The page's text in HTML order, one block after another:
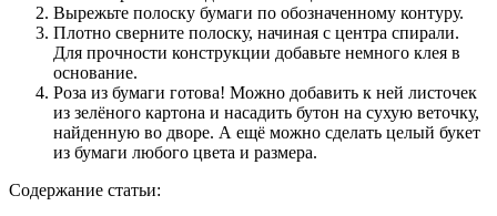
Вырежьте полоску бумаги по обозначенному контуру.
Плотно сверните полоску, начиная с центра спирали.
Для прочности конструкции добавьте немного клея в
основание.
Роза из бумаги готова! Можно добавить к ней листочек
из зелёного картона и насадить бутон на сухую веточку,
найденную во дворе. А ещё можно сделать целый букет
из бумаги любого цвета и размера.
Содержание статьи: